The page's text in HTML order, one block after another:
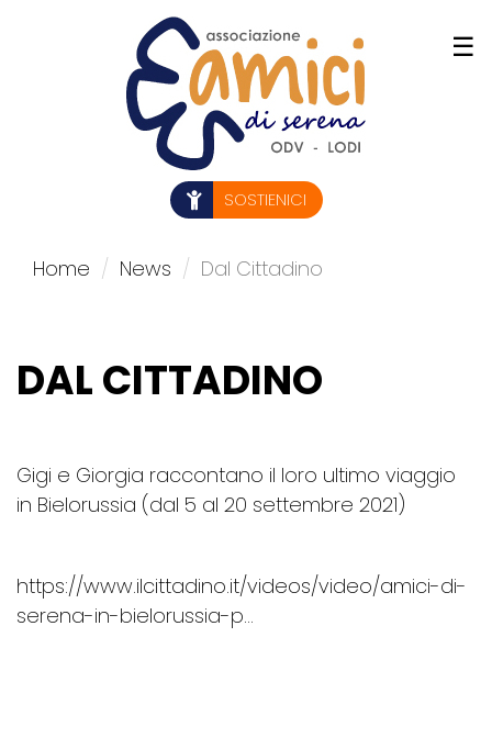
☰
SOSTIENICI
Home News Dal Cittadino
DAL CITTADINO
Gigi e Giorgia raccontano il loro ultimo viaggio
in Bielorussia (dal 5 al 20 settembre 2021)
https://www.ilcittadino.it/videos/video/amici-di-
serena-in-bielorussia-p...